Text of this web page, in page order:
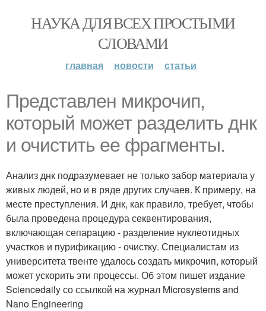
НАУКА ДЛЯ ВСЕХ ПРОСТЫМИ
СЛОВАМИ
главная новости статьи
Представлен микрочип,
который может разделить днк
и очистить ее фрагменты.
Анализ днк подразумевает не только забор материала у
живых людей, но и в ряде других случаев. К примеру, на
месте преступления. И днк, как правило, требует, чтобы
была проведена процедура секвентирования,
включающая сепарацию - разделение нуклеотидных
участков и пурификацию - очистку. Специалистам из
университета твенте удалось создать микрочип, который
может ускорить эти процессы. Об этом пишет издание
Sciencedaily со ссылкой на журнал Microsystems and
Nano Engineering